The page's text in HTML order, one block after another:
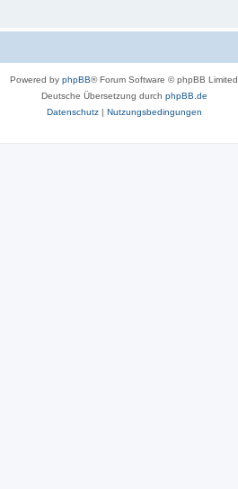
Powered by phpBB® Forum Software © phpBB Limited
Deutsche Übersetzung durch phpBB.de
Datenschutz| Nutzungsbedingungen